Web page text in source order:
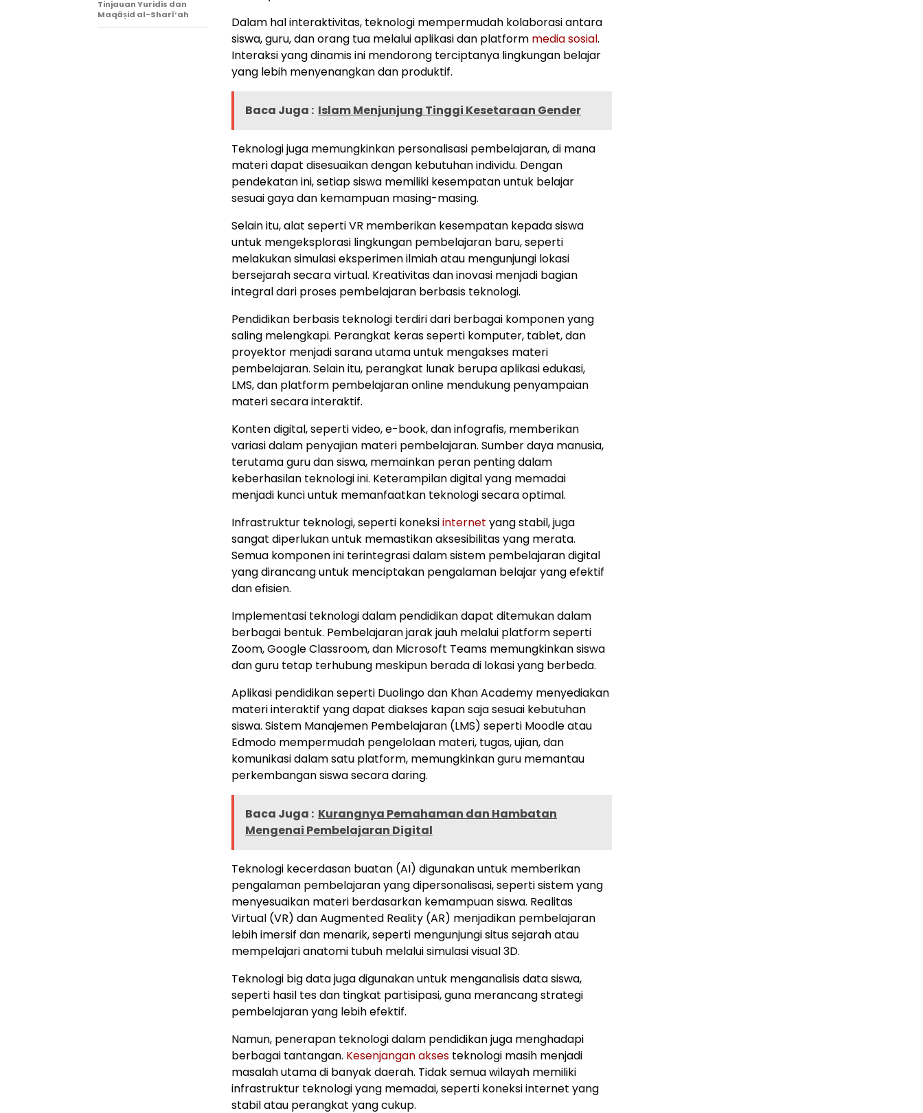
Dalam hal interaktivitas, teknologi mempermudah kolaborasi antara
siswa, guru, dan orang tua melalui aplikasi dan platform media sosial.
Interaksi yang dinamis ini mendorong terciptanya lingkungan belajar
yang lebih menyenangkan dan produktif.
Baca Juga : Islam Menjunjung Tinggi Kesetaraan Gender
Teknologi juga memungkinkan personalisasi pembelajaran, di mana
materi dapat disesuaikan dengan kebutuhan individu. Dengan
pendekatan ini, setiap siswa memiliki kesempatan untuk belajar
sesuai gaya dan kemampuan masing-masing.
Selain itu, alat seperti VR memberikan kesempatan kepada siswa
untuk mengeksplorasi lingkungan pembelajaran baru, seperti
melakukan simulasi eksperimen ilmiah atau mengunjungi lokasi
bersejarah secara virtual. Kreativitas dan inovasi menjadi bagian
integral dari proses pembelajaran berbasis teknologi.
Pendidikan berbasis teknologi terdiri dari berbagai komponen yang
saling melengkapi. Perangkat keras seperti komputer, tablet, dan
proyektor menjadi sarana utama untuk mengakses materi
pembelajaran. Selain itu, perangkat lunak berupa aplikasi edukasi,
LMS, dan platform pembelajaran online mendukung penyampaian
materi secara interaktif.
Konten digital, seperti video, e-book, dan infografis, memberikan
variasi dalam penyajian materi pembelajaran. Sumber daya manusia,
terutama guru dan siswa, memainkan peran penting dalam
keberhasilan teknologi ini. Keterampilan digital yang memadai
menjadi kunci untuk memanfaatkan teknologi secara optimal.
Infrastruktur teknologi, seperti koneksiinternet yang stabil, juga
sangat diperlukan untuk memastikan aksesibilitas yang merata.
Semua komponen ini terintegrasi dalam sistem pembelajaran digital
yang dirancang untuk menciptakan pengalaman belajar yang efektif
dan efisien.
Implementasi teknologi dalam pendidikan dapat ditemukan dalam
berbagai bentuk. Pembelajaran jarak jauh melalui platform seperti
Zoom, Google Classroom, dan Microsoft Teams memungkinkan siswa
dan guru tetap terhubung meskipun berada di lokasi yang berbeda.
Aplikasi pendidikan seperti Duolingo dan Khan Academy menyediakan
materi interaktif yang dapat diakses kapan saja sesuai kebutuhan
siswa. Sistem Manajemen Pembelajaran (LMS) seperti Moodle atau
Edmodo mempermudah pengelolaan materi, tugas, ujian, dan
komunikasi dalam satu platform, memungkinkan guru memantau
perkembangan siswa secara daring.
Baca Juga : Kurangnya Pemahaman dan Hambatan
Mengenai Pembelajaran Digital
Teknologi kecerdasan buatan (AI) digunakan untuk memberikan
pengalaman pembelajaran yang dipersonalisasi, seperti sistem yang
menyesuaikan materi berdasarkan kemampuan siswa. Realitas
Virtual (VR) dan Augmented Reality (AR) menjadikan pembelajaran
lebih imersif dan menarik, seperti mengunjungi situs sejarah atau
mempelajari anatomi tubuh melalui simulasi visual 3D.
Teknologi big data juga digunakan untuk menganalisis data siswa,
seperti hasil tes dan tingkat partisipasi, guna merancang strategi
pembelajaran yang lebih efektif.
Namun, penerapan teknologi dalam pendidikan juga menghadapi
berbagai tantangan. Kesenjangan akses teknologi masih menjadi
masalah utama di banyak daerah. Tidak semua wilayah memiliki
infrastruktur teknologi yang memadai, seperti koneksi internet yang
stabil atau perangkat yang cukup.
Tinjauan Yuridis dan
Maqāṣid al-Sharī‘ah